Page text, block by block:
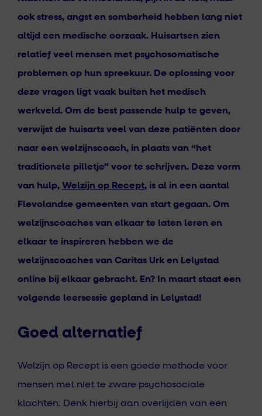
ook stress, angst en somberheid hebben lang niet
altijd een medische oorzaak. Huisartsen zien
relatief veel mensen met psychosomatische
problemen op hun spreekuur. De oplossing voor
deze vragen ligt vaak buiten het medisch
werkveld. Om de best passende hulp te geven,
verwijst de huisarts veel van deze patiënten door
naar een welzijnscoach, in plaats van “het
traditionele pilletje” voor te schrijven. Deze vorm
van hulp, Welzijn op Recept, is al in een aantal
Flevolandse gemeenten van start gegaan. Om
welzijnscoaches van elkaar te laten leren en
elkaar te inspireren hebben we de
welzijnscoaches van Caritas Urk en Lelystad
online bij elkaar gebracht. En? In maart staat een
volgende leersessie gepland in Lelystad!
Goed alternatief
Welzijn op Recept is een goede methode voor
mensen met niet te zware psychosociale
klachten. Denk hierbij aan overlijden van een